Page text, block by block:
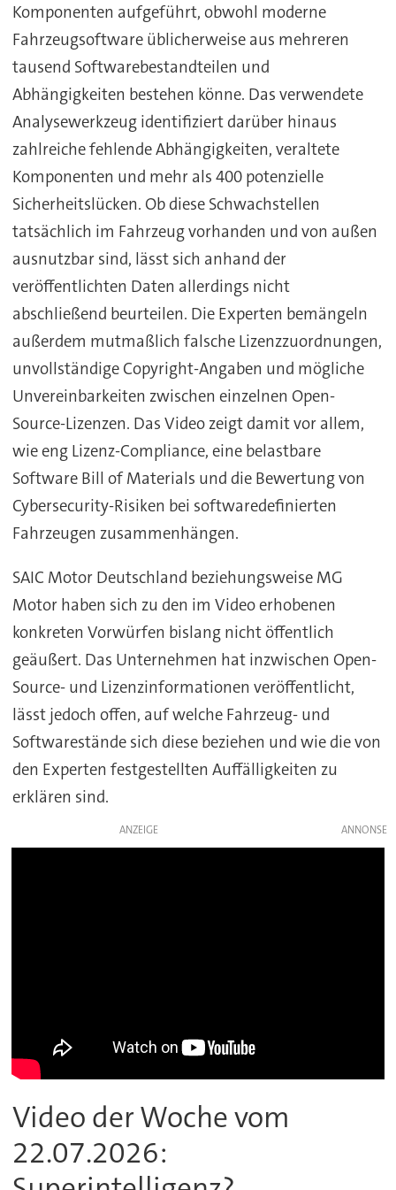
Komponenten aufgeführt, obwohl moderne
Fahrzeugsoftware üblicherweise aus mehreren
tausend Softwarebestandteilen und
Abhängigkeiten bestehen könne. Das verwendete
Analysewerkzeug identifiziert darüber hinaus
zahlreiche fehlende Abhängigkeiten, veraltete
Komponenten und mehr als 400 potenzielle
Sicherheitslücken. Ob diese Schwachstellen
tatsächlich im Fahrzeug vorhanden und von außen
ausnutzbar sind, lässt sich anhand der
veröffentlichten Daten allerdings nicht
abschließend beurteilen. Die Experten bemängeln
außerdem mutmaßlich falsche Lizenzzuordnungen,
unvollständige Copyright-Angaben und mögliche
Unvereinbarkeiten zwischen einzelnen Open-
Source-Lizenzen. Das Video zeigt damit vor allem,
wie eng Lizenz-Compliance, eine belastbare
Software Bill of Materials und die Bewertung von
Cybersecurity-Risiken bei softwaredefinierten
Fahrzeugen zusammenhängen.
SAIC Motor Deutschland beziehungsweise MG
Motor haben sich zu den im Video erhobenen
konkreten Vorwürfen bislang nicht öffentlich
geäußert. Das Unternehmen hat inzwischen Open-
Source- und Lizenzinformationen veröffentlicht,
lässt jedoch offen, auf welche Fahrzeug- und
Softwarestände sich diese beziehen und wie die von
den Experten festgestellten Auffälligkeiten zu
erklären sind.
ANZEIGE
Video der Woche vom
22.07.2026: